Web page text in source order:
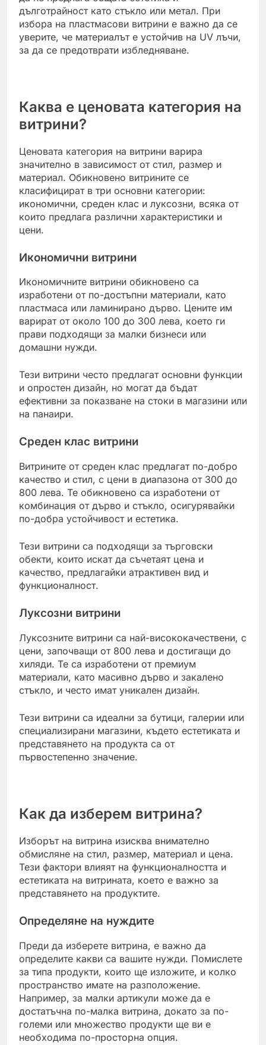
дълготрайност като стъкло или метал. При
избора на пластмасови витрини е важно да се
уверите, че материалът е устойчив на UV лъчи,
за да се предотврати избледняване.
Каква е ценовата категория на
витрини?
Ценовата категория на витрини варира
значително в зависимост от стил, размер и
материал. Обикновено витрините се
класифицират в три основни категории:
икономични, среден клас и луксозни, всяка от
които предлага различни характеристики и
цени.
Икономични витрини
Икономичните витрини обикновено са
изработени от по-достъпни материали, като
пластмаса или ламинирано дърво. Цените им
варират от около 100 до 300 лева, което ги
прави подходящи за малки бизнеси или
домашни нужди.
Тези витрини често предлагат основни функции
и опростен дизайн, но могат да бъдат
ефективни за показване на стоки в магазини или
на панаири.
Среден клас витрини
Витрините от среден клас предлагат по-добро
качество и стил, с цени в диапазона от 300 до
800 лева. Те обикновено са изработени от
комбинация от дърво и стъкло, осигурявайки
по-добра устойчивост и естетика.
Тези витрини са подходящи за търговски
обекти, които искат да съчетаят цена и
качество, предлагайки атрактивен вид и
функционалност.
Луксозни витрини
Луксозните витрини са най-висококачествени, с
цени, започващи от 800 лева и достигащи до
хиляди. Те са изработени от премиум
материали, като масивно дърво и закалено
стъкло, и често имат уникален дизайн.
Тези витрини са идеални за бутици, галерии или
специализирани магазини, където естетиката и
представянето на продукта са от
първостепенно значение.
Как да изберем витрина?
Изборът на витрина изисква внимателно
обмисляне на стил, размер, материал и цена.
Тези фактори влияят на функционалността и
естетиката на витрината, което е важно за
представянето на продуктите.
Определяне на нуждите
Преди да изберете витрина, е важно да
определите какви са вашите нужди. Помислете
за типа продукти, които ще изложите, и колко
пространство имате на разположение.
Например, за малки артикули може да е
достатъчна по-малка витрина, докато за по-
големи или множество продукти ще ви е
необходима по-просторна опция.